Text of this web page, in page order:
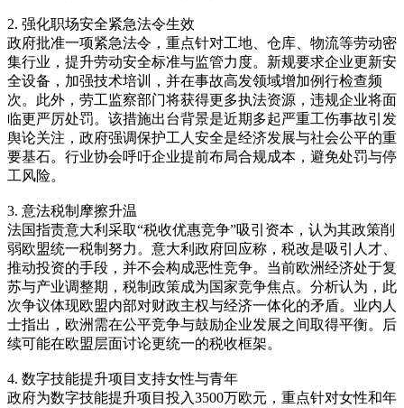
2. 强化职场安全紧急法令生效
政府批准一项紧急法令，重点针对工地、仓库、物流等劳动密
集行业，提升劳动安全标准与监管力度。新规要求企业更新安
全设备，加强技术培训，并在事故高发领域增加例行检查频
次。此外，劳工监察部门将获得更多执法资源，违规企业将面
临更严厉处罚。该措施出台背景是近期多起严重工伤事故引发
舆论关注，政府强调保护工人安全是经济发展与社会公平的重
要基石。行业协会呼吁企业提前布局合规成本，避免处罚与停
工风险。
3. 意法税制摩擦升温
法国指责意大利采取“税收优惠竞争”吸引资本，认为其政策削
弱欧盟统一税制努力。意大利政府回应称，税改是吸引人才、
推动投资的手段，并不会构成恶性竞争。当前欧洲经济处于复
苏与产业调整期，税制政策成为国家竞争焦点。分析认为，此
次争议体现欧盟内部对财政主权与经济一体化的矛盾。业内人
士指出，欧洲需在公平竞争与鼓励企业发展之间取得平衡。后
续可能在欧盟层面讨论更统一的税收框架。
4. 数字技能提升项目支持女性与青年
政府为数字技能提升项目投入3500万欧元，重点针对女性和年